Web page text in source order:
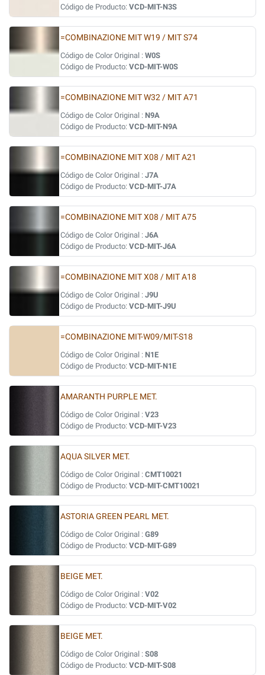
Código de Producto: VCD-MIT-N3S
=COMBINAZIONE MIT W19 / MIT S74
Código de Color Original : W0S
Código de Producto: VCD-MIT-W0S
=COMBINAZIONE MIT W32 / MIT A71
Código de Color Original : N9A
Código de Producto: VCD-MIT-N9A
=COMBINAZIONE MIT X08 / MIT A21
Código de Color Original : J7A
Código de Producto: VCD-MIT-J7A
=COMBINAZIONE MIT X08 / MIT A75
Código de Color Original : J6A
Código de Producto: VCD-MIT-J6A
=COMBINAZIONE MIT X08 / MIT A18
Código de Color Original : J9U
Código de Producto: VCD-MIT-J9U
=COMBINAZIONE MIT-W09/MIT-S18
Código de Color Original : N1E
Código de Producto: VCD-MIT-N1E
AMARANTH PURPLE MET.
Código de Color Original : V23
Código de Producto: VCD-MIT-V23
AQUA SILVER MET.
Código de Color Original : CMT10021
Código de Producto: VCD-MIT-CMT10021
ASTORIA GREEN PEARL MET.
Código de Color Original : G89
Código de Producto: VCD-MIT-G89
BEIGE MET.
Código de Color Original : V02
Código de Producto: VCD-MIT-V02
BEIGE MET.
Código de Color Original : S08
Código de Producto: VCD-MIT-S08